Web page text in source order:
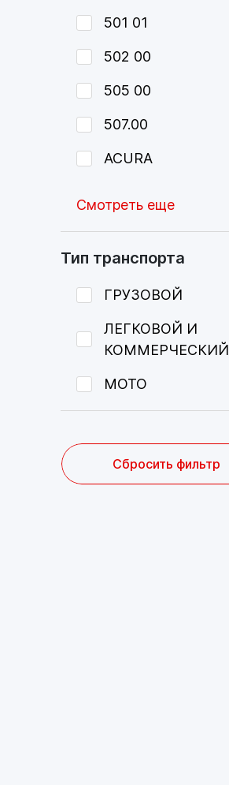
501 01
502 00
505 00
507.00
ACURA
Смотреть еще
Тип транспорта
ГРУЗОВОЙ
ЛЕГКОВОЙ И
КОММЕРЧЕСКИЙ
МОТО
Сбросить фильтр